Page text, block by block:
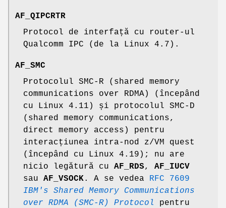
AF_QIPCRTR
Protocol de interfață cu router-ul
Qualcomm IPC (de la Linux 4.7).
AF_SMC
Protocolul SMC-R (shared memory
communications over RDMA) (începând
cu Linux 4.11) și protocolul SMC-D
(shared memory communications,
direct memory access) pentru
interacțiunea intra-nod z/VM quest
(începând cu Linux 4.19); nu are
nicio legătură cu AF_RDS, AF_IUCV
sau AF_VSOCK. A se vedea
RFC 7609
IBM's Shared Memory Communications
over RDMA (SMC-R) Protocol
pentru